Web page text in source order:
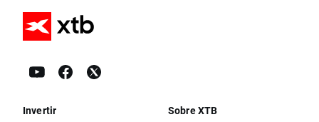
Invertir Sobre XTB